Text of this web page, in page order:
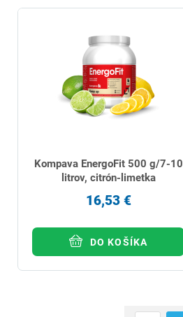
Kompava EnergoFit 500 g/7-10
litrov, citrón-limetka
16,53 €
DO KOŠÍKA